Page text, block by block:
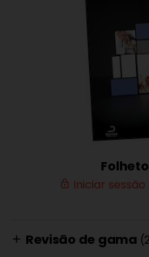
lock_outline Iniciar
add Revisão de gama